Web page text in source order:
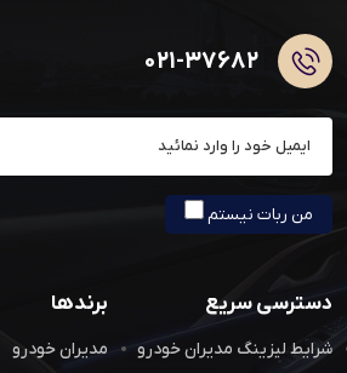
۰۲۱-۳۷۶۸۲
من ربات نیستم
دسترسی سریع
شرایط لیزینگ مدیران خودرو
برندها
مدیران خودرو